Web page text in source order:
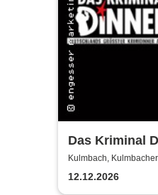
Das Kriminal
letzte Joint der
Kulmbach,
12.12.2026